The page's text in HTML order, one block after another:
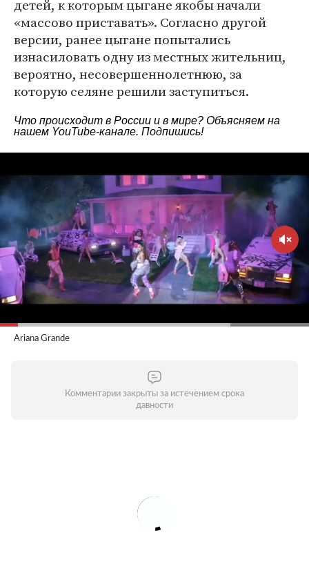
детей, к которым цыгане якобы начали
«массово приставать». Согласно другой
версии, ранее цыгане попытались
изнасиловать одну из местных жительниц,
вероятно, несовершеннолетнюю, за
которую селяне решили заступиться.
Что происходит в России и в мире? Объясняем на
нашем YouTube-канале. Подпишись!
Ariana Grande
Комментарии закрыты за истечением срока
давности